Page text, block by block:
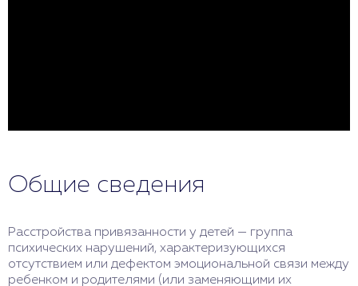
Общие сведения
Расстройства привязанности у детей — группа
психических нарушений, характеризующихся
отсутствием или дефектом эмоциональной связи между
ребенком и родителями (или заменяющими их